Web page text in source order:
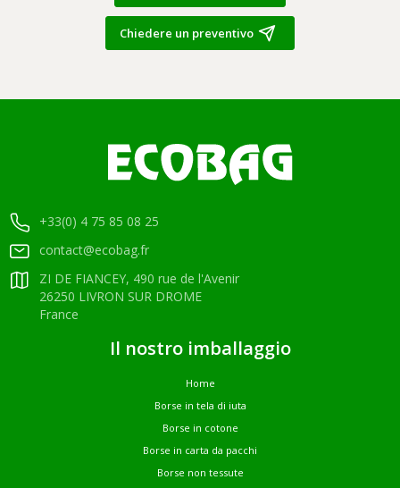
Chiedere un preventivo
+33(0) 4 75 85 08 25
contact@ecobag.fr
ZI DE FIANCEY, 490 rue de l'Avenir
26250 LIVRON SUR DROME
France
Il nostro imballaggio
Home
Borse in tela di iuta
Borse in cotone
Borse in carta da pacchi
Borse non tessute